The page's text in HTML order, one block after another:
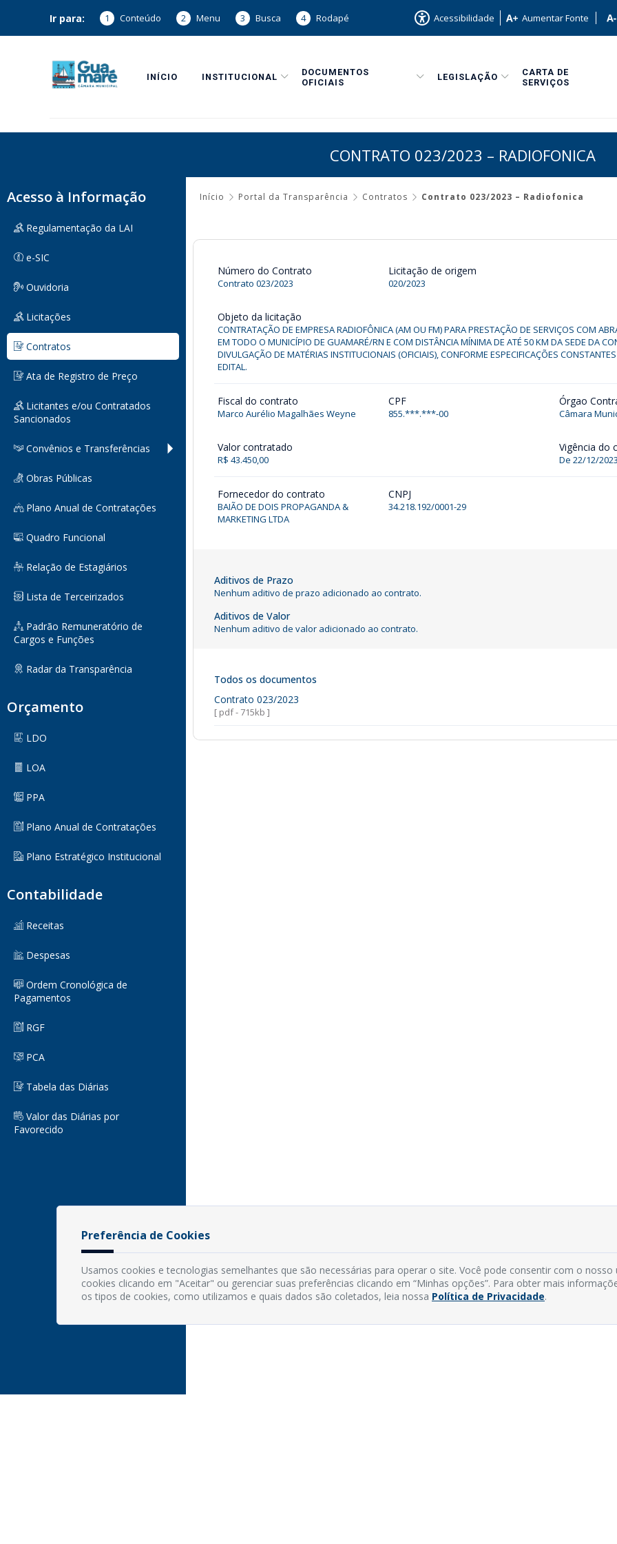
Ir para: 1 Conteúdo 2 Menu 3 Busca 4 Rodapé Acessibilidade Aumentar Fonte
INÍCIO INSTITUCIONAL
DOCUMENTOS
OFICIAIS
LEGISLAÇÃO
CARTA DE
SERVIÇOS
CONTRATO 023/2023 – RADIOFONICA
Início Portal da Transparência Contratos Contrato 023/2023 – Radiofonica
Acesso à Informação
Regulamentação da LAI
e-SIC
Ouvidoria
Licitações
Contratos
Ata de Registro de Preço
Licitantes e/ou Contratados
Sancionados
Convênios e Transferências
Obras Públicas
Plano Anual de Contratações
Quadro Funcional
Relação de Estagiários
Lista de Terceirizados
Padrão Remuneratório de
Cargos e Funções
Radar da Transparência
Orçamento
LDO
LOA
PPA
Plano Anual de Contratações
Plano Estratégico Institucional
Contabilidade
Receitas
Despesas
Ordem Cronológica de
Pagamentos
RGF
PCA
Tabela das Diárias
Valor das Diárias por
Favorecido
Número do Contrato
Contrato 023/2023
Licitação de origem
020/2023
Objeto da licitação
CONTRATAÇÃO DE EMPRESA RADIOFÔNICA (AM OU FM) PARA PRESTAÇÃO DE SERVIÇOS COM
EM TODO O MUNICÍPIO DE GUAMARÉ/RN E COM DISTÂNCIA MÍNIMA DE ATÉ 50 KM DA SEDE DA
DIVULGAÇÃO DE MATÉRIAS INSTITUCIONAIS (OFICIAIS), CONFORME ESPECIFICAÇÕES
EDITAL.
Fiscal do contrato
Marco Aurélio Magalhães Weyne
CPF
855.***.***-00
Órgao
Câmara
Valor contratado
R$ 43.450,00
Vigência do
De 22/12/
Fornecedor do contrato
BAIÃO DE DOIS PROPAGANDA &
MARKETING LTDA
CNPJ
34.218.192/0001-29
Aditivos de Prazo
Nenhum aditivo de prazo adicionado ao contrato.
Aditivos de Valor
Nenhum aditivo de valor adicionado ao contrato.
Todos os documentos
Contrato 023/2023
[ pdf - 715kb ]
Preferência de Cookies
Usamos cookies e tecnologias semelhantes que são necessárias para operar o site. Você pode consentir com o nosso
cookies clicando em "Aceitar" ou gerenciar suas preferências clicando em “Minhas opções”. Para obter mais
os tipos de cookies, como utilizamos e quais dados são coletados, leia nossa Política de Privacidade.